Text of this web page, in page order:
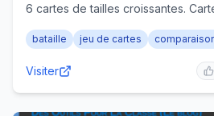
6 cartes de tailles croissantes.
cycle 2.
bataille jeu de cartes
Visiter